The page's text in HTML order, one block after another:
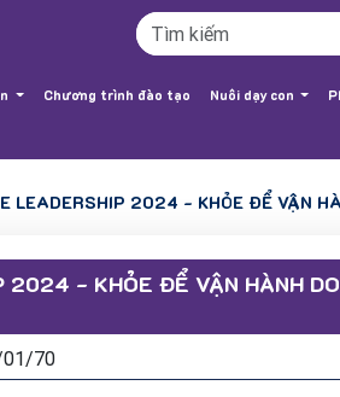
Chương trình đào tạo Nuôi dạy con
LEADERSHIP 2024 - KHỎE ĐỂ VẬN
2024 - KHỎE ĐỂ VẬN HÀNH
01/70